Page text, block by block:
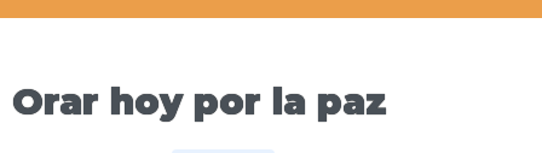
Orar hoy por la paz